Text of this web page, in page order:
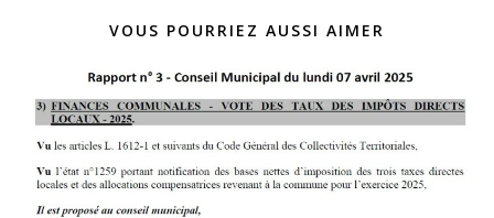
VOUS POURRIEZ AUSSI AIMER